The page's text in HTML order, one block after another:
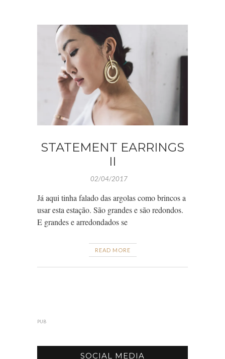
STATEMENT EARRINGS
II
02/04/2017
Já aqui tinha falado das argolas como brincos a
usar esta estação. São grandes e são redondos.
E grandes e arredondados se
READ MORE
PUB
SOCIAL MEDIA